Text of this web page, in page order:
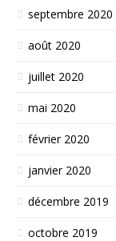
septembre 2020
août 2020
juillet 2020
mai 2020
février 2020
janvier 2020
décembre 2019
octobre 2019